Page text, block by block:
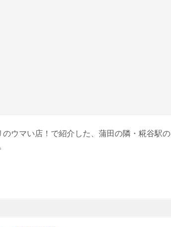
のウマい店！で紹介した、蒲田の隣・糀谷駅